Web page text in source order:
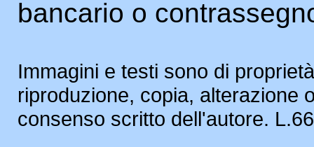
bancario o
Immagini e testi sono di
riproduzione, copia, alterazione
consenso scritto dell'autore.